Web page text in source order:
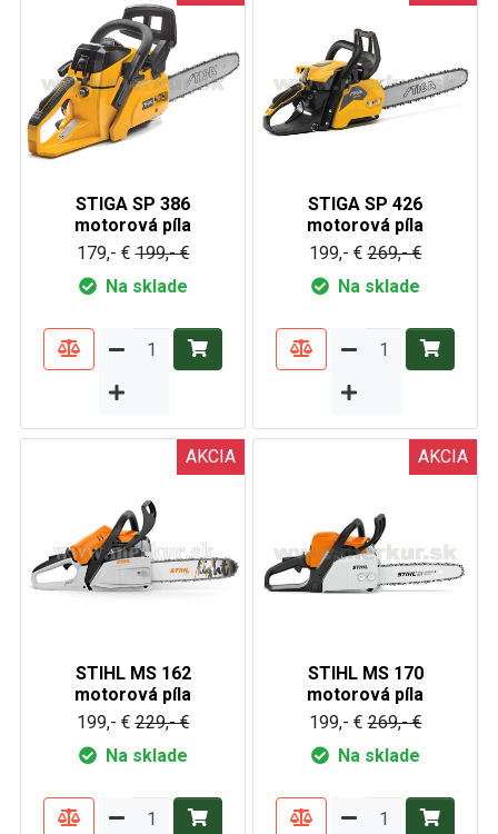
STIGA SP 386
motorová píla
179,- € 199,- €
Na sklade
STIGA SP 426
motorová píla
199,- € 269,- €
Na sklade
AKCIA
STIHL MS 162
motorová píla
199,- € 229,- €
Na sklade
AKCIA
STIHL MS 170
motorová píla
199,- € 269,- €
Na sklade